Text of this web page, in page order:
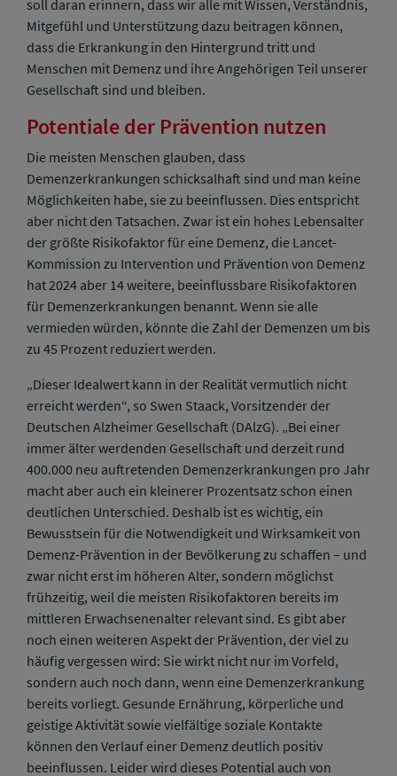
soll daran erinnern, dass wir alle mit Wissen, Verständnis,
Mitgefühl und Unterstützung dazu beitragen können,
dass die Erkrankung in den Hintergrund tritt und
Menschen mit Demenz und ihre Angehörigen Teil unserer
Gesellschaft sind und bleiben.
Potentiale der Prävention nutzen
Die meisten Menschen glauben, dass
Demenzerkrankungen schicksalhaft sind und man keine
Möglichkeiten habe, sie zu beeinflussen. Dies entspricht
aber nicht den Tatsachen. Zwar ist ein hohes Lebensalter
der größte Risikofaktor für eine Demenz, die Lancet-
Kommission zu Intervention und Prävention von Demenz
hat 2024 aber 14 weitere, beeinflussbare Risikofaktoren
für Demenzerkrankungen benannt. Wenn sie alle
vermieden würden, könnte die Zahl der Demenzen um bis
zu 45 Prozent reduziert werden.
„Dieser Idealwert kann in der Realität vermutlich nicht
erreicht werden“, so Swen Staack, Vorsitzender der
Deutschen Alzheimer Gesellschaft (DAlzG). „Bei einer
immer älter werdenden Gesellschaft und derzeit rund
400.000 neu auftretenden Demenzerkrankungen pro Jahr
macht aber auch ein kleinerer Prozentsatz schon einen
deutlichen Unterschied. Deshalb ist es wichtig, ein
Bewusstsein für die Notwendigkeit und Wirksamkeit von
Demenz-Prävention in der Bevölkerung zu schaffen – und
zwar nicht erst im höheren Alter, sondern möglichst
frühzeitig, weil die meisten Risikofaktoren bereits im
mittleren Erwachsenenalter relevant sind. Es gibt aber
noch einen weiteren Aspekt der Prävention, der viel zu
häufig vergessen wird: Sie wirkt nicht nur im Vorfeld,
sondern auch noch dann, wenn eine Demenzerkrankung
bereits vorliegt. Gesunde Ernährung, körperliche und
geistige Aktivität sowie vielfältige soziale Kontakte
können den Verlauf einer Demenz deutlich positiv
beeinflussen. Leider wird dieses Potential auch von